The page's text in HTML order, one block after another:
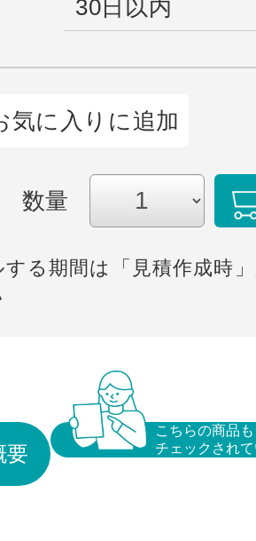
30日以内
気に入りに追加
数量
する期間は「見積作成時
要
こちらの商品も
チェックされ